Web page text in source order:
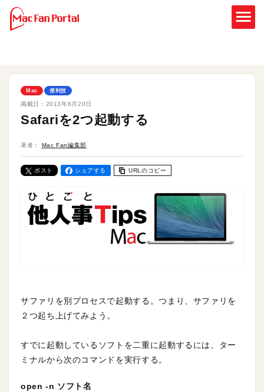
Mac 便利技
掲載日： 2013年6月20日
Safariを2つ起動する
著者： Mac Fan編集部
ポスト シェアする URLのコピー
サファリを別プロセスで起動する。つまり、サファリを
２つ起ち上げてみよう。
すでに起動しているソフトを二重に起動するには、ター
ミナルから次のコマンドを実行する。
open -n ソフト名